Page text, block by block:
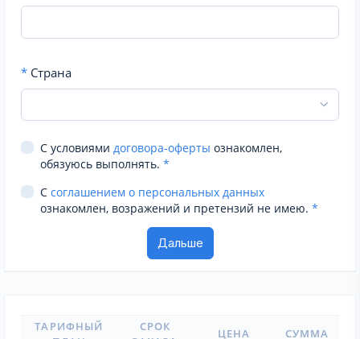
* Страна
С условиями договора-оферты ознакомлен,
обязуюсь выполнять. *
С соглашением о персональных данных
ознакомлен, возражений и претензий не имею. *
ТАРИФНЫЙ
СРОК
ЦЕНА СУММА